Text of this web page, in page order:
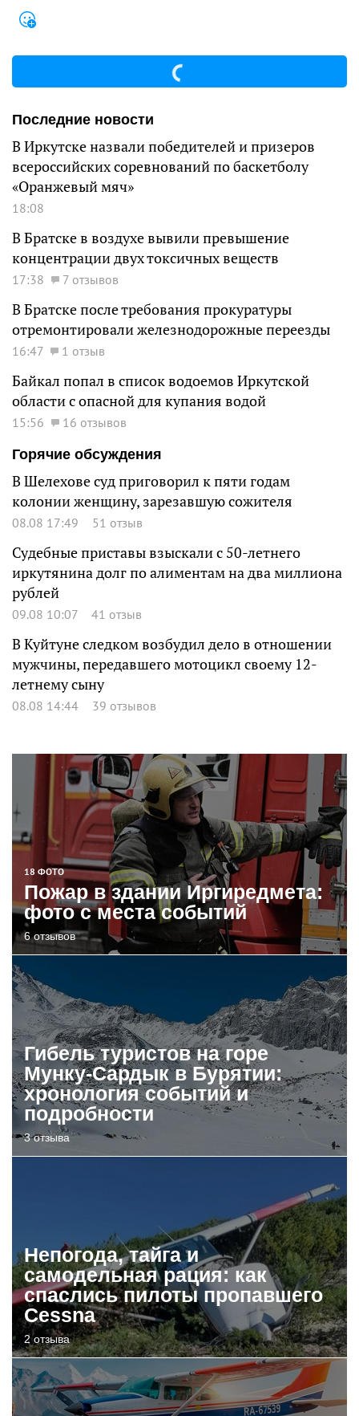
Последние новости
В Иркутске назвали победителей и призеров
всероссийских соревнований по баскетболу
«Оранжевый мяч»
18:08
В Братске в воздухе вывили превышение
концентрации двух токсичных веществ
17:38 7 отзывов
В Братске после требования прокуратуры
отремонтировали железнодорожные переезды
16:47 1 отзыв
Байкал попал в список водоемов Иркутской
области с опасной для купания водой
15:56
16 отзывов
Горячие обсуждения
В Шелехове суд приговорил к пяти годам
колонии женщину, зарезавшую сожителя
08.08 17:49 51 отзыв
Судебные приставы взыскали с 50-летнего
иркутянина долг по алиментам на два миллиона
рублей
09.08 10:07 41 отзыв
В Куйтуне следком возбудил дело в отношении
мужчины, передавшего мотоцикл своему 12-
летнему сыну
08.08 14:44 39 отзывов
18 ФОТО
Пожар в здании Иргиредмета:
фото с места событий
6 отзывов
Гибель туристов на горе
Мунку-Сардык в Бурятии:
хронология событий и
подробности
3 отзыва
Непогода, тайга и
самодельная рация: как
спаслись пилоты пропавшего
Cessna
2 отзыва